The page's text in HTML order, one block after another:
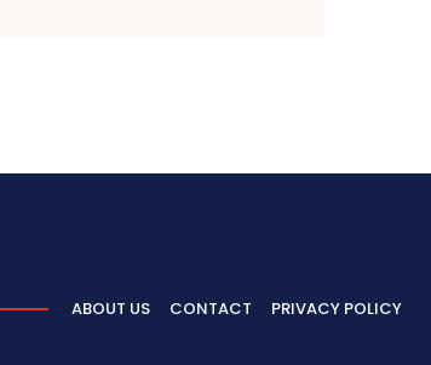
ABOUT US CONTACT PRIVACY POLICY